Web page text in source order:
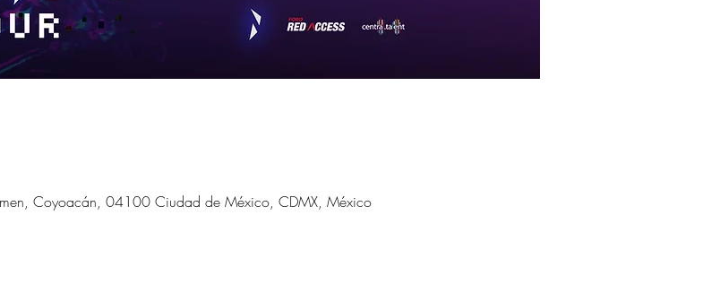
Coyoacán, 04100 Ciudad de México, CDMX, México